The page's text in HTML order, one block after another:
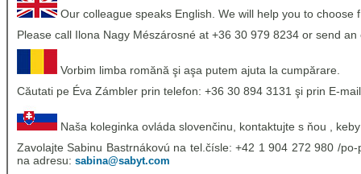
Our colleague speaks English. We will help you to choose
Please call Ilona Nagy Mészárosné at +36 30 979 8234 or send
Vorbim limba romănă şi aşa putem ajuta la cumpărare.
Căutati pe Éva Zámbler prin telefon: +36 30 894 3131 şi prin E-
Naša koleginka ovláda slovenčinu, kontaktujte s ňou ,
Zavolajte Sabinu Bastrnákovú na tel.čísle: +42 1 904 272 980 /
na adresu: sabina@sabyt.com